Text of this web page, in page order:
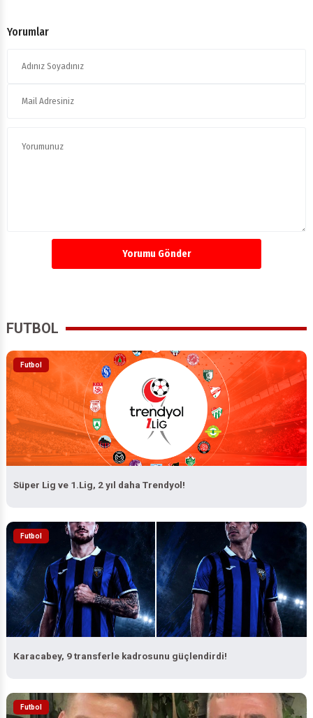
Yorumlar
Yorumu Gönder
FUTBOL
Futbol
Süper Lig ve 1.Lig, 2 yıl daha Trendyol!
Futbol
Karacabey, 9 transferle kadrosunu güçlendirdi!
Futbol